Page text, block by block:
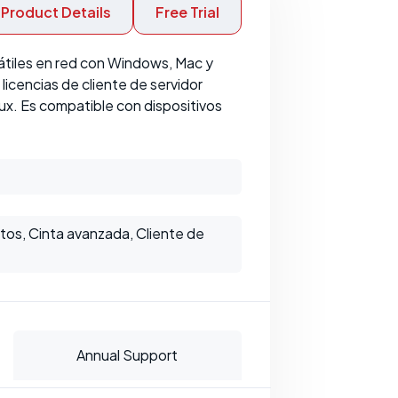
Product Details Free Trial
en red con Windows, Mac y
de cliente de servidor
Es compatible con dispositivos
Cinta avanzada, Cliente de
Annual Support